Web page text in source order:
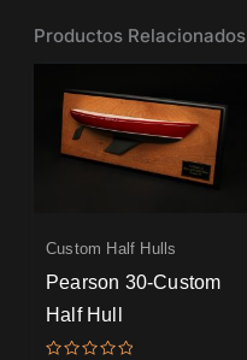
Productos Relacionados
Custom Half Hulls
Pearson 30-Custom
Half Hull